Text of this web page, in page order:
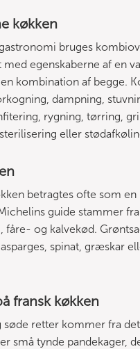
køkken
bruges
med egenskaberne af en
kombination af begge.
dampning,
rygning, tørring,
eller
betragtes ofte som
guide stammer
fåre- og kalvekød.
spinat, græskar
fransk køkken
retter kommer fra
små tynde pandekager,